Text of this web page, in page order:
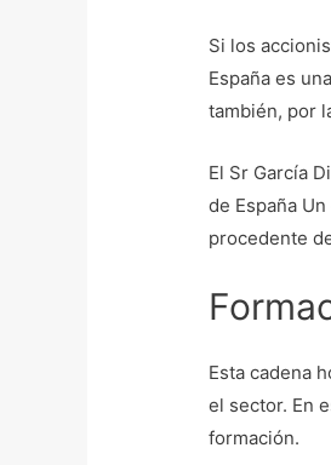
Si los
España es
también, por
El Sr García
de España
procedente
Esta cadena
el sector. En
formación.